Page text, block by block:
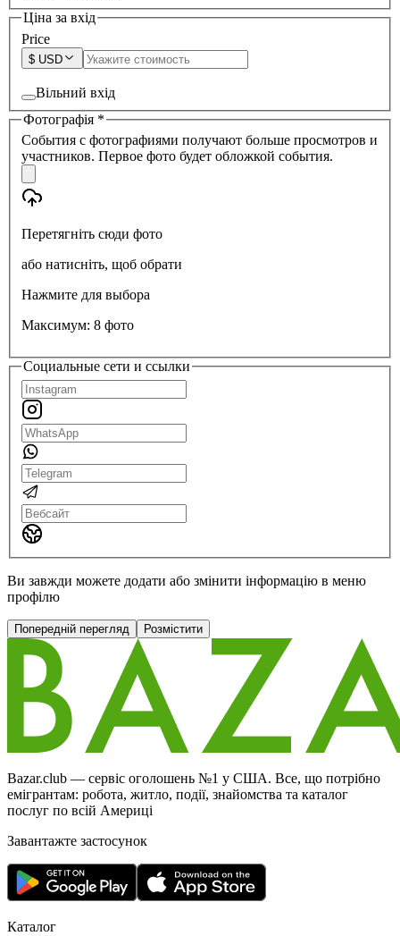
Ціна за вхід
Price
$ USD
Вільний вхід
Фотографія *
События с фотографиями получают больше просмотров и
участников. Первое фото будет обложкой события.
Перетягніть сюди фото
або натисніть, щоб обрати
Нажмите для выбора
Максимум: 8 фото
Социальные сети и ссылки
Ви завжди можете додати або змінити інформацію в меню
профілю
Попередній перегляд Розмістити
Bazar.club — сервіс оголошень №1 у США. Все, що потрібно
емігрантам: робота, житло, події, знайомства та каталог
послуг по всій Америці
Завантажте застосунок
Каталог